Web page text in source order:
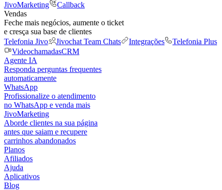
JivoMarketing
Callback
Vendas
Feche mais negócios, aumente o ticket
e cresça sua base de clientes
Telefonia Jivo
Jivochat Team Chats Integrações
Telefonia Plus
VideochamadasCRM
Agente IA
Responda perguntas frequentes
automaticamente
WhatsApp
Profissionalize o atendimento
no WhatsApp e venda mais
JivoMarketing
Aborde clientes na sua página
antes que saiam e recupere
carrinhos abandonados
Planos
Afiliados
Ajuda
Aplicativos
Blog